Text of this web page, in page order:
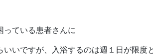
っている患者さんに
いいですが、入浴するのは週１日が限